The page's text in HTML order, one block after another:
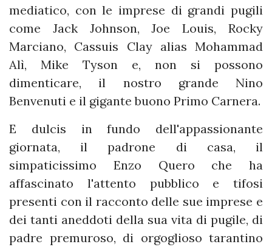
mediatico, con le imprese di grandi pugili
come Jack Johnson, Joe Louis, Rocky
Marciano, Cassuis Clay alias Mohammad
Alì, Mike Tyson e, non si possono
dimenticare, il nostro grande Nino
Benvenuti e il gigante buono Primo Carnera.
E dulcis in fundo dell'appassionante
giornata, il padrone di casa, il
simpaticissimo Enzo Quero che ha
affascinato l'attento pubblico e tifosi
presenti con il racconto delle sue imprese e
dei tanti aneddoti della sua vita di pugile, di
padre premuroso, di orgoglioso tarantino